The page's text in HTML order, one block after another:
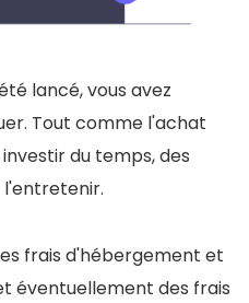
lancé, vous avez
Tout comme l'achat
du temps, des
frais d'hébergement et
éventuellement des frais